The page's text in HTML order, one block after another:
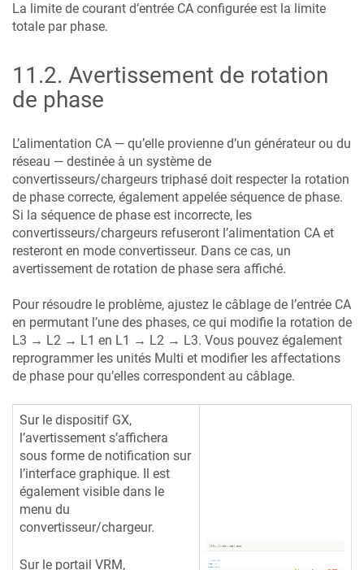
La limite de courant d’entrée CA configurée est la limite
totale par phase.
11.2. Avertissement de rotation
de phase
L’alimentation CA — qu’elle provienne d’un générateur ou du
réseau — destinée à un système de
convertisseurs/chargeurs triphasé doit respecter la rotation
de phase correcte, également appelée séquence de phase.
Si la séquence de phase est incorrecte, les
convertisseurs/chargeurs refuseront l’alimentation CA et
resteront en mode convertisseur. Dans ce cas, un
avertissement de rotation de phase sera affiché.
Pour résoudre le problème, ajustez le câblage de l’entrée CA
en permutant l’une des phases, ce qui modifie la rotation de
L3 → L2 → L1 en L1 → L2 → L3. Vous pouvez également
reprogrammer les unités Multi et modifier les affectations
de phase pour qu’elles correspondent au câblage.
Sur le dispositif GX,
l’avertissement s’affichera
sous forme de notification sur
l’interface graphique. Il est
également visible dans le
menu du
convertisseur/chargeur.
Sur le portail VRM,